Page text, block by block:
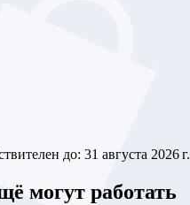
до: 31 августа 2026 г.
могут работать